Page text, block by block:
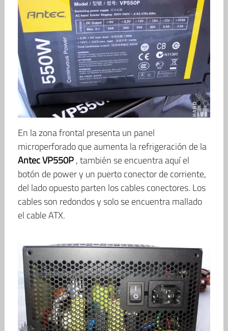
En la zona frontal presenta un panel
microperforado que aumenta la refrigeración de la
Antec VP550P, también se encuentra aquí el
botón de power y un puerto conector de corriente,
del lado opuesto parten los cables conectores. Los
cables son redondos y solo se encuentra mallado
el cable ATX.